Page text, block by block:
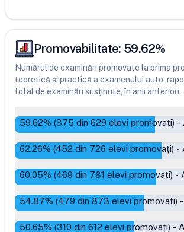
Promovabilitate: 59.62%
Numărul de examinări promovate la prima
teoretică și practică a examenului auto,
total de examinări susținute, în anii anteriori.
59.62% (375 din 629 elevi promovați) -
62.26% (452 din 726 elevi promovați) -
60.05% (469 din 781 elevi promovați) -
54.87% (479 din 873 elevi promovați) -
50.65% (310 din 612 elevi promovați) -